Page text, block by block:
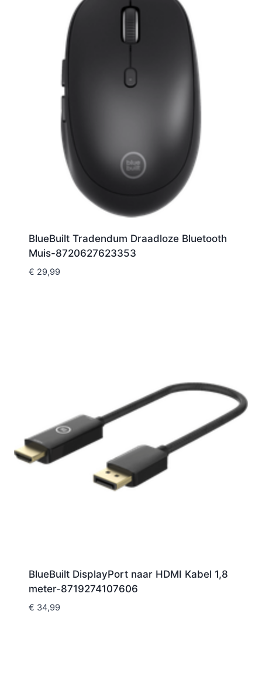
BlueBuilt Tradendum Draadloze Bluetooth
Muis-8720627623353
€ 29,99
BlueBuilt DisplayPort naar HDMI Kabel 1,8
meter-8719274107606
€ 34,99